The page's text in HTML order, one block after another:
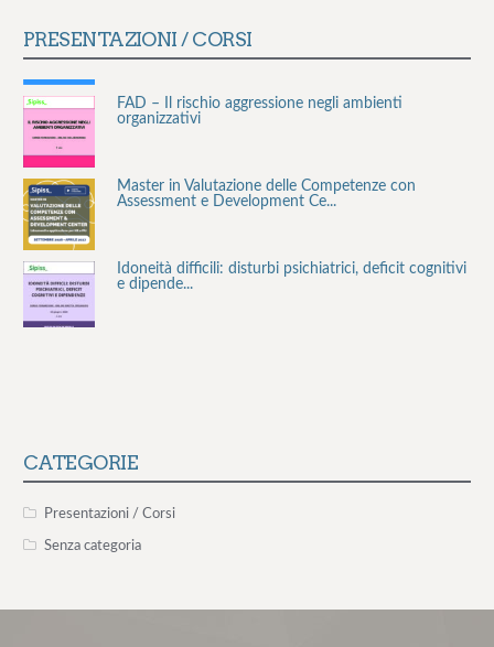
PRESENTAZIONI / CORSI
FAD – Il rischio aggressione negli ambienti
organizzativi
Master in Valutazione delle Competenze con
Assessment e Development Ce...
Idoneità difficili: disturbi psichiatrici, deficit cognitivi
e dipende...
Consulenza Smoke Free per le aziende
CATEGORIE
Presentazioni / Corsi
Senza categoria